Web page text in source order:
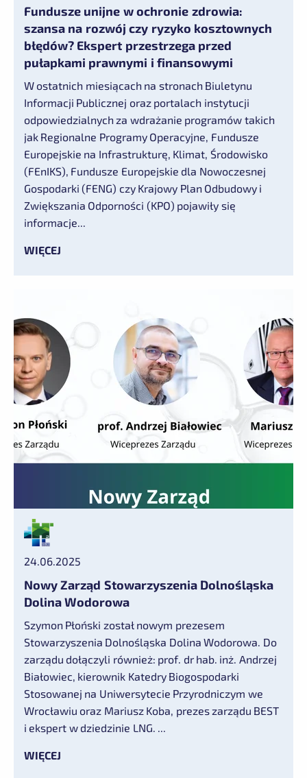
Fundusze unijne w ochronie zdrowia:
szansa na rozwój czy ryzyko kosztownych
błędów? Ekspert przestrzega przed
pułapkami prawnymi i finansowymi
W ostatnich miesiącach na stronach Biuletynu
Informacji Publicznej oraz portalach instytucji
odpowiedzialnych za wdrażanie programów takich
jak Regionalne Programy Operacyjne, Fundusze
Europejskie na Infrastrukturę, Klimat, Środowisko
(FEnIKS), Fundusze Europejskie dla Nowoczesnej
Gospodarki (FENG) czy Krajowy Plan Odbudowy i
Zwiększania Odporności (KPO) pojawiły się
informacje...
WIĘCEJ
24.06.2025
Nowy Zarząd Stowarzyszenia Dolnośląska
Dolina Wodorowa
Szymon Płoński został nowym prezesem
Stowarzyszenia Dolnośląska Dolina Wodorowa. Do
zarządu dołączyli również: prof. dr hab. inż. Andrzej
Białowiec, kierownik Katedry Biogospodarki
Stosowanej na Uniwersytecie Przyrodniczym we
Wrocławiu oraz Mariusz Koba, prezes zarządu BEST
i ekspert w dziedzinie LNG. ...
WIĘCEJ